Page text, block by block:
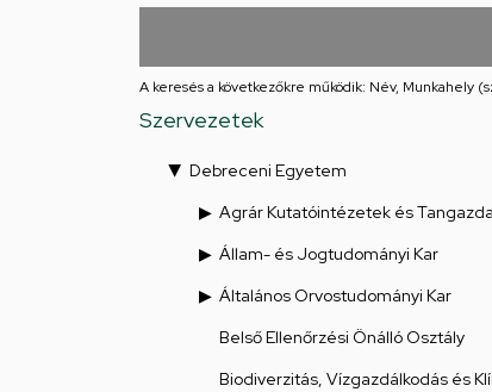
feladatellátási
A keresés a következőkre működik: Név, Munkahely
Szervezetek
Debreceni Egyetem
Agrár Kutatóintézetek és
Állam- és Jogtudományi Kar
Általános Orvostudományi Kar
Belső Ellenőrzési Önálló Osztály
Biodiverzitás, Vízgazdálkodás és